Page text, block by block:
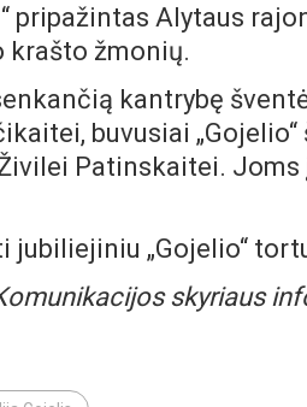
pripažintas Alytaus
krašto žmonių.
kantrybę
buvusiai
Patinskaitei.
jubiliejiniu „Gojelio“
skyriaus